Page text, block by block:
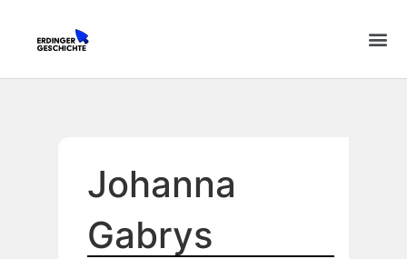
Johanna
Gabrys